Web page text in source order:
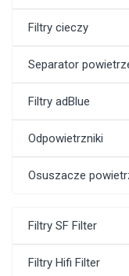
Filtry cieczy
Separator
Filtry adBlue
Odpowietrzniki
Osuszacze
Filtry SF Filter
Filtry Hifi Filter